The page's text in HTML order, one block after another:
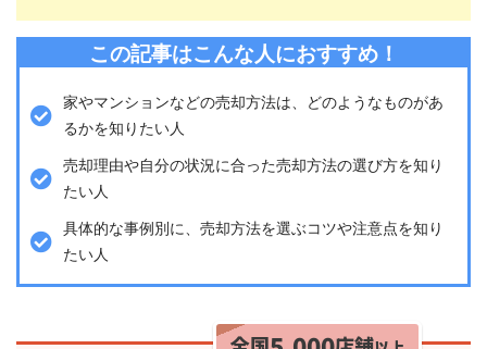
この記事はこんな人におすすめ！
家やマンションなどの売却方法は、どのようなものがあ
るかを知りたい人
売却理由や自分の状況に合った売却方法の選び方を知り
たい人
具体的な事例別に、売却方法を選ぶコツや注意点を知り
たい人